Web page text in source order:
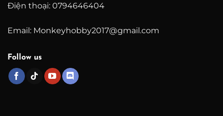
Điện thoại: 0794646404
Email: Monkeyhobby2017@gmail.com
Follow us